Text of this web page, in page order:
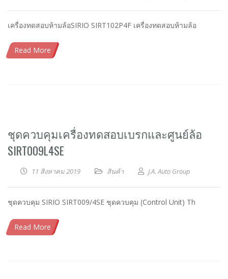
เครื่องทดสอบห้ามล้อSIRIO SIRT102P4F เครื่องทดสอบห้ามล้อ
Read More
ชุดควบคุมเครื่องทดสอบเบรกและศูนย์ล้อ
SIRT009L4SE
11 สิงหาคม 2019 สินค้า J.A. Auto Group
ชุดควบคุม SIRIO SIRT009/4SE ชุดควบคุม (Control Unit) Th
Read More